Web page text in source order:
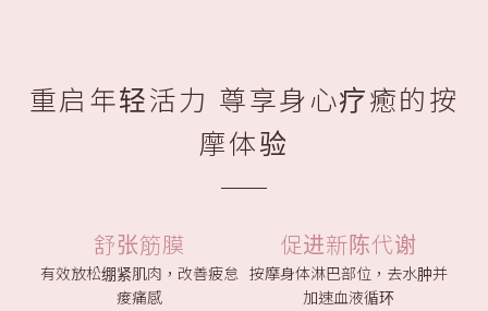
重启年轻活力 尊享身心疗癒的按
摩体验
舒张筋膜
有效放松绷紧肌肉，改善疲怠
痠痛感
促进新陈代谢
按摩身体淋巴部位，去水肿并
加速血液循环